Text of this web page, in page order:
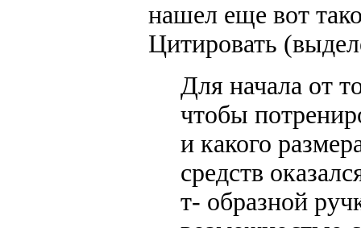
нашел еще вот
Цитировать
Для начала от
чтобы
и какого
средств
т- образной